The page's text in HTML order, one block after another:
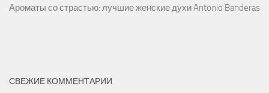
Ароматы со страстью: лучшие женские духи Antonio Banderas
СВЕЖИЕ КОММЕНТАРИИ